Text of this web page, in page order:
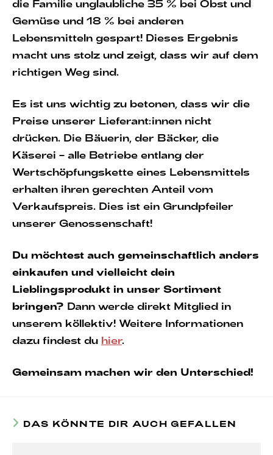
die Familie unglaubliche 35 % bei Obst und
Gemüse und 18 % bei anderen
Lebensmitteln gespart! Dieses Ergebnis
macht uns stolz und zeigt, dass wir auf dem
richtigen Weg sind.
Es ist uns wichtig zu betonen, dass wir die
Preise unserer Lieferant:innen nicht
drücken. Die Bäuerin, der Bäcker, die
Käserei – alle Betriebe entlang der
Wertschöpfungskette eines Lebensmittels
erhalten ihren gerechten Anteil vom
Verkaufspreis. Dies ist ein Grundpfeiler
unserer Genossenschaft!
Du möchtest auch gemeinschaftlich anders
einkaufen und vielleicht dein
Lieblingsprodukt in unser Sortiment
bringen? Dann werde direkt Mitglied in
unserem köllektiv! Weitere Informationen
dazu findest du hier.
Gemeinsam machen wir den Unterschied!
DAS KÖNNTE DIR AUCH GEFALLEN